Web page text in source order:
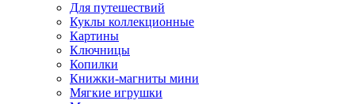
Для путешествий
Куклы коллекционные
Картины
Ключницы
Копилки
Книжки-магниты мини
Мягкие игрушки